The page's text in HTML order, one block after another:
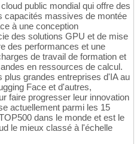
public mondial qui offre des
capacités massives de montée
à une conception
des solutions GPU et de mise
des performances et une
de travail de formation et
en ressources de calcul.
plus grandes entreprises d'IA au
Face et d'autres,
faire progresser leur innovation
actuellement parmi les 15
dans le monde et est le
le mieux classé à l'échelle